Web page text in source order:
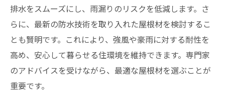
排水をスムーズにし、雨漏りのリスクを低減します。さ
らに、最新の防水技術を取り入れた屋根材を検討するこ
とも賢明です。これにより、強風や豪雨に対する耐性を
高め、安心して暮らせる住環境を維持できます。専門家
のアドバイスを受けながら、最適な屋根材を選ぶことが
重要です。